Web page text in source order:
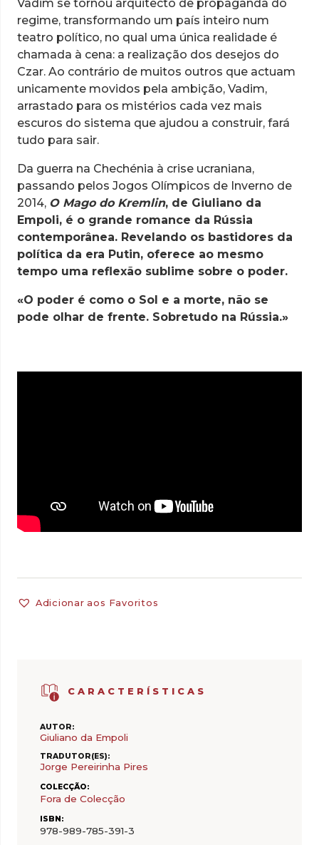
CARACTERÍSTICAS
AUTOR:
Giuliano da Empoli
TRADUTOR(ES):
Jorge Pereirinha Pires
COLECÇÃO:
Fora de Colecção
ISBN:
978-989-785-391-3
Vadim se tornou arquitecto de propaganda do
regime, transformando um país inteiro num
teatro político, no qual uma única realidade é
chamada à cena: a realização dos desejos do
Czar. Ao contrário de muitos outros que actuam
unicamente movidos pela ambição, Vadim,
arrastado para os mistérios cada vez mais
escuros do sistema que ajudou a construir, fará
tudo para sair.
Da guerra na Chechénia à crise ucraniana,
passando pelos Jogos Olímpicos de Inverno de
2014, O Mago do Kremlin, de Giuliano da
Empoli, é o grande romance da Rússia
contemporânea. Revelando os bastidores da
política da era Putin, oferece ao mesmo
tempo uma reflexão sublime sobre o poder.
«O poder é como o Sol e a morte, não se
pode olhar de frente. Sobretudo na Rússia.»
Adicionar aos Favoritos